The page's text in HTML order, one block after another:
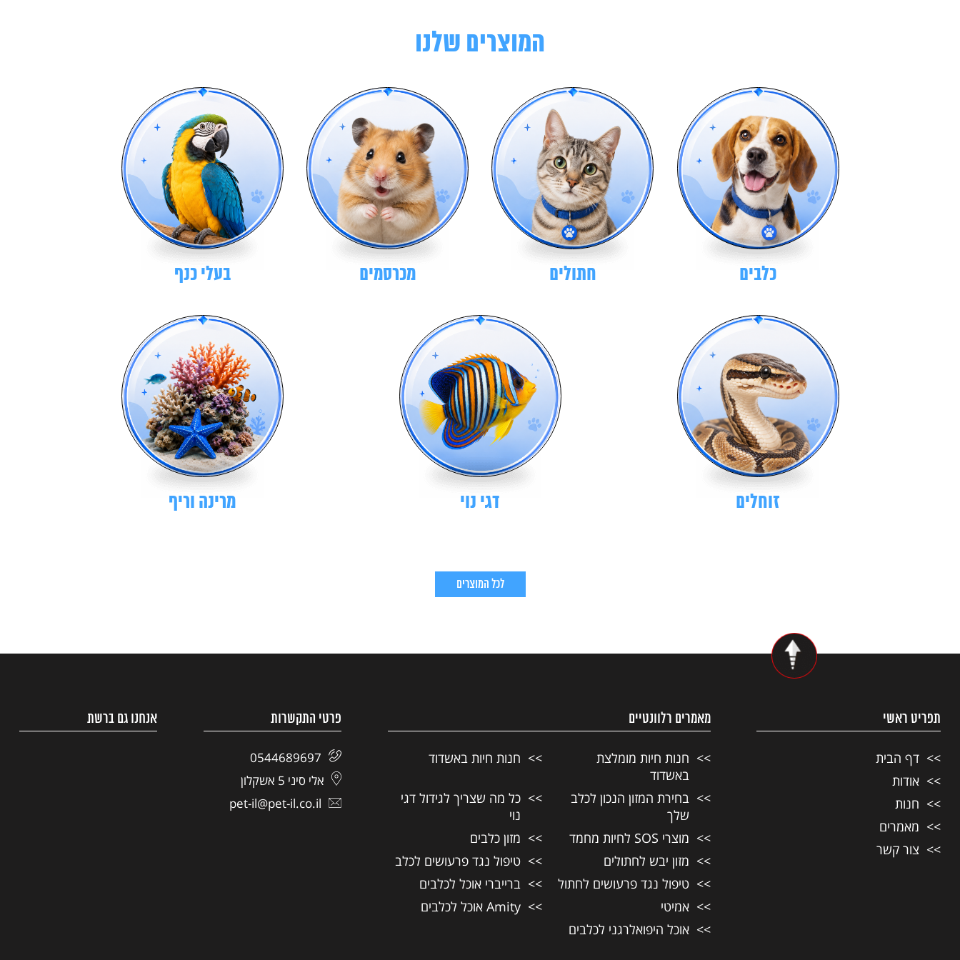
המוצרים שלנו
כלבים חתולים מכרסמים בעלי כנף
זוחלים דגי נוי מרינה וריף
לכל המוצרים
תפריט ראשי
דף הבית
אודות
חנות
מאמרים
צור קשר
מאמרים רלוונטיים
חנות חיות מומלצת
באשדוד
חנות חיות באשדוד
בחירת המזון הנכון לכלב
שלך
כל מה שצריך לגידול דגי
נוי
מוצרי SOS לחיות מחמד
מזון כלבים
מזון יבש לחתולים
טיפול נגד פרעושים לכלב
טיפול נגד פרעושים לחתול
ברייברי אוכל לכלבים
אמיטי
Amity אוכל לכלבים
אוכל היפואלרגני לכלבים
פרטי התקשרות
0544689697
אלי סיני 5 אשקלון
pet-il@pet-il.co.il
אנחנו גם ברשת